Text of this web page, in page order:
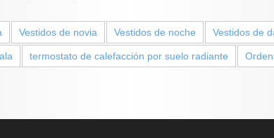
Vestidos de novia Vestidos de noche Vestidos de
termostato de calefacción por suelo radiante